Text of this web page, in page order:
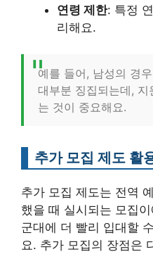
연령 제한: 특정
리해요.
예를 들어, 남성의 경
대부분 징집되는데,
는 것이 중요해요.
추가 모집 제도 활
추가 모집 제도는 전역
했을 때 실시되는 모집
군대에 더 빨리 입대할
요. 추가 모집의 장점은